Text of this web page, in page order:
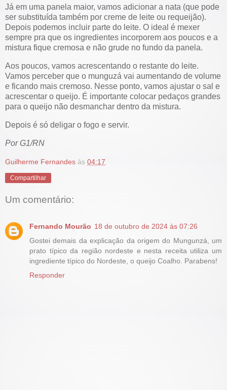
Já em uma panela maior, vamos adicionar a nata (que pode
ser substituída também por creme de leite ou requeijão).
Depois podemos incluir parte do leite. O ideal é mexer
sempre pra que os ingredientes incorporem aos poucos e a
mistura fique cremosa e não grude no fundo da panela.
Aos poucos, vamos acrescentando o restante do leite.
Vamos perceber que o munguzá vai aumentando de volume
e ficando mais cremoso. Nesse ponto, vamos ajustar o sal e
acrescentar o queijo. É importante colocar pedaços grandes
para o queijo não desmanchar dentro da mistura.
Depois é só deligar o fogo e servir.
Por G1/RN
Guilherme Fernandes às 04:17
Compartilhar
Um comentário:
Fernando Mourão 18 de outubro de 2024 às 07:26
Gostei demais da explicação da origem do Mungunzá, um
prato típico da região nordeste e nesta receita utiliza um
ingrediente típico do Nordeste, o queijo Coalho. Parabens!
Responder